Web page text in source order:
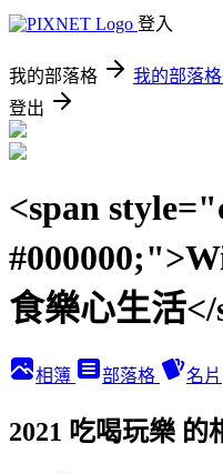
登入
我的部落格 我的部落
登出
<span
食樂心生活</
相簿 部落格 名片
2021 吃喝玩樂 的